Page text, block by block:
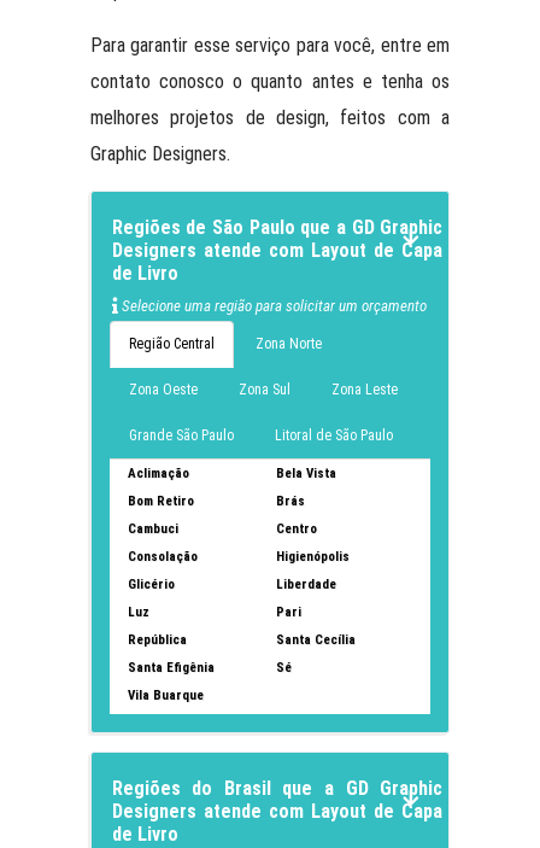
Para garantir esse serviço para você, entre em
contato conosco o quanto antes e tenha os
melhores projetos de design, feitos com a
Graphic Designers.
Regiões de São Paulo que a GD Graphic
Designers atende com Layout de Capa
de Livro
Selecione uma região para solicitar um orçamento
Região Central Zona Norte
Zona Oeste Zona Sul Zona Leste
Grande São Paulo Litoral de São Paulo
Aclimação
Bela Vista
Bom Retiro
Brás
Cambuci
Centro
Consolação
Higienópolis
Glicério
Liberdade
Luz
Pari
República
Santa Cecília
Santa Efigênia
Sé
Vila Buarque
Regiões do Brasil que a GD Graphic
Designers atende com Layout de Capa
de Livro